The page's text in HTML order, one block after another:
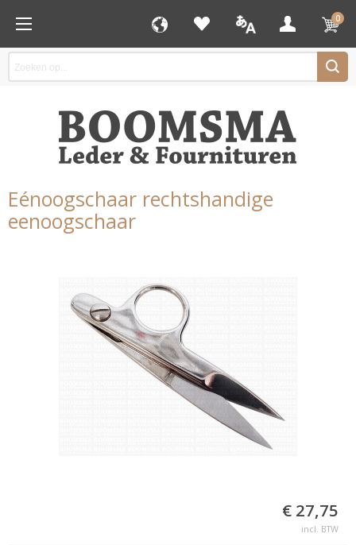
0
Eénoogschaar rechtshandige
eenoogschaar
€ 27,75
incl. BTW